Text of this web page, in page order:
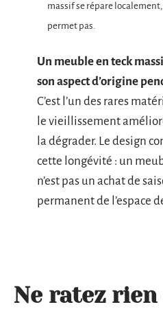
massif se répare localement,
permet pas.
Un meuble en teck
son aspect d’origine
C’est l’un des rares
le vieillissement
la dégrader. Le design
cette longévité : un
n’est pas un achat de
permanent de l’espace
Ne ratez